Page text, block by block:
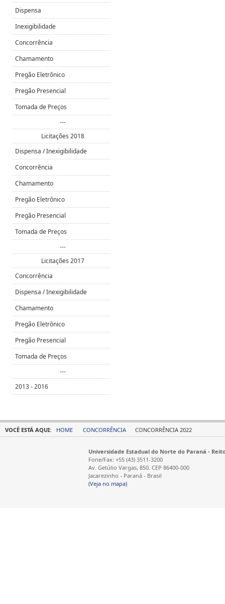
Dispensa
Inexigibilidade
Concorrência
Chamamento
Pregão Eletrônico
Pregão Presencial
Tomada de Preços
---
Licitações 2018
Dispensa / Inexigibilidade
Concorrência
Chamamento
Pregão Eletrônico
Pregão Presencial
Tomada de Preços
---
Licitações 2017
Concorrência
Dispensa / Inexigibilidade
Chamamento
Pregão Eletrônico
Pregão Presencial
Tomada de Preços
---
2013 - 2016
VOCÊ ESTÁ AQUI: HOME CONCORRÊNCIA CONCORRÊNCIA 2022
Universidade Estadual do Norte do Paraná -
Fone/Fax: +55 (43) 3511-3200
Av. Getúlio Vargas, 850. CEP 86400-000
Jacarezinho - Paraná - Brasil
(Veja no mapa)